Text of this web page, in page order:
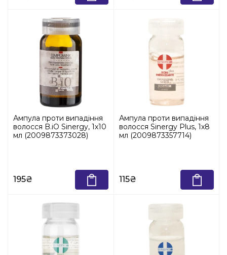
Ампула проти випадіння
волосся B.iO Sinergy, 1х10
мл (2009873373028)
195₴
Ампула проти випадіння
волосся Sinergy Plus, 1х8
мл (2009873357714)
115₴